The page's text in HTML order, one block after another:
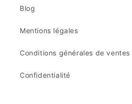
Blog
Mentions légales
Conditions générales de ventes
Confidentialité